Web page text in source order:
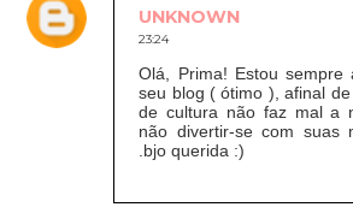
UNKNOWN
23:24
Olá, Prima! Estou sempre
seu blog ( ótimo ), afinal
de cultura não faz mal a
não divertir-se com suas
.bjo querida :)